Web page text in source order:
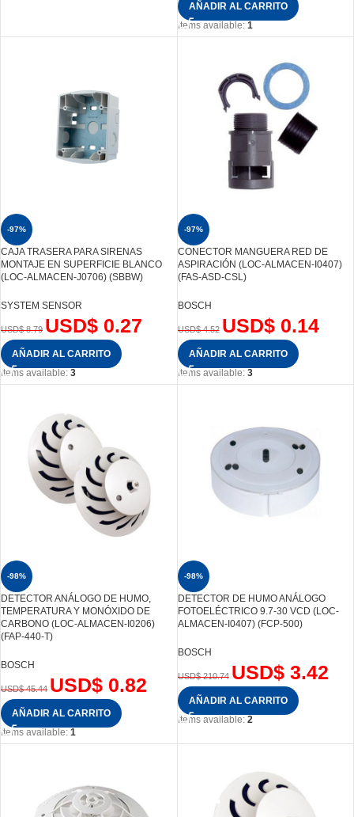
AÑADIR AL CARRITO
Items available: 1
-97%
CAJA TRASERA PARA SIRENAS
MONTAJE EN SUPERFICIE BLANCO
(LOC-ALMACEN-J0706) (SBBW)
SYSTEM SENSOR
USD$8.79 USD$ 0.27
AÑADIR AL CARRITO
Items available: 3
-97%
CONECTOR MANGUERA RED DE
ASPIRACIÓN (LOC-ALMACEN-I0407)
(FAS-ASD-CSL)
BOSCH
USD$4.52 USD$0.14
AÑADIR AL CARRITO
Items available: 3
-98%
DETECTOR ANÁLOGO DE HUMO,
TEMPERATURA Y MONÓXIDO DE
CARBONO (LOC-ALMACEN-I0206)
(FAP-440-T)
BOSCH
USD$45.44 USD$ 0.82
AÑADIR AL CARRITO
Items available: 1
-98%
DETECTOR DE HUMO ANÁLOGO
FOTOELÉCTRICO 9.7-30 VCD (LOC-
ALMACEN-I0407) (FCP-500)
BOSCH
USD$210.74 USD$3.42
AÑADIR AL CARRITO
Items available: 2